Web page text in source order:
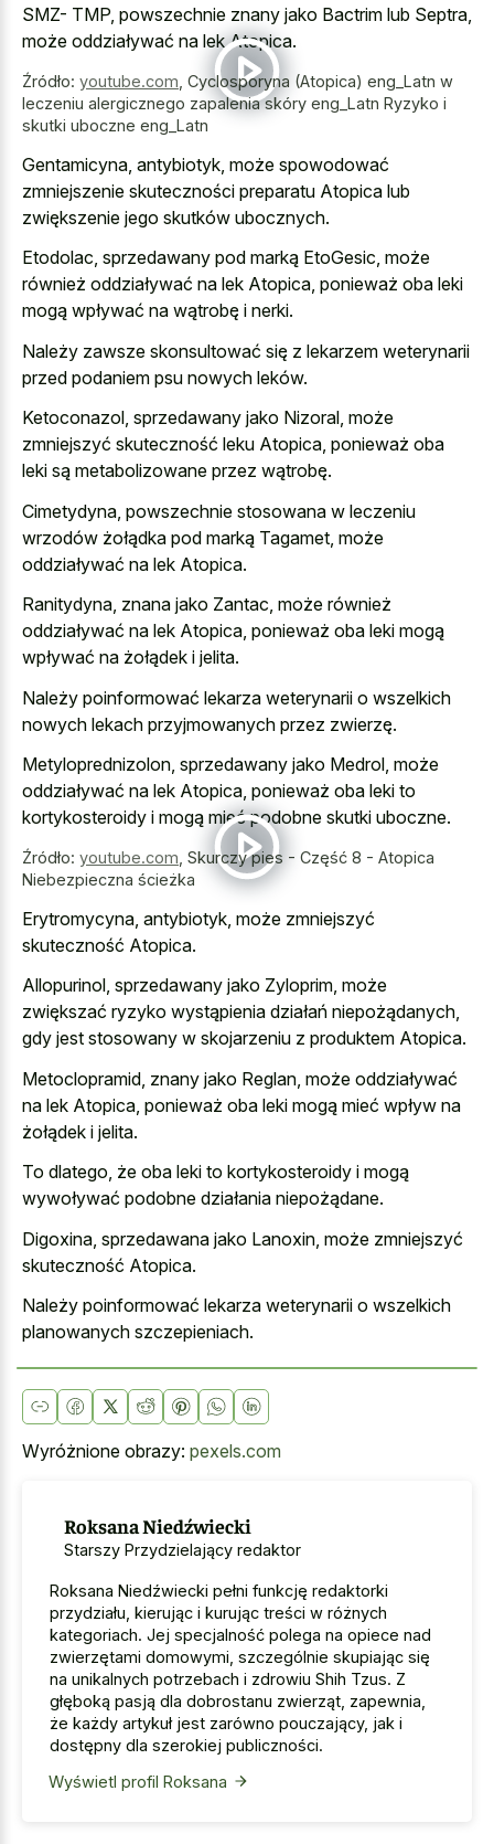
SMZ- TMP, powszechnie znany jako Bactrim lub Septra,
może oddziaływać na lek Atopica.
Źródło: youtube.com, Cyclosporyna (Atopica) eng_Latn w
leczeniu alergicznego zapalenia skóry eng_Latn Ryzyko i
skutki uboczne eng_Latn️
Gentamicyna, antybiotyk, może spowodować
zmniejszenie skuteczności preparatu Atopica lub
zwiększenie jego skutków ubocznych.
Etodolac, sprzedawany pod marką EtoGesic, może
również oddziaływać na lek Atopica, ponieważ oba leki
mogą wpływać na wątrobę i nerki.
Należy zawsze skonsultować się z lekarzem weterynarii
przed podaniem psu nowych leków.
Ketoconazol, sprzedawany jako Nizoral, może
zmniejszyć skuteczność leku Atopica, ponieważ oba
leki są metabolizowane przez wątrobę.
Cimetydyna, powszechnie stosowana w leczeniu
wrzodów żołądka pod marką Tagamet, może
oddziaływać na lek Atopica.
Ranitydyna, znana jako Zantac, może również
oddziaływać na lek Atopica, ponieważ oba leki mogą
wpływać na żołądek i jelita.
Należy poinformować lekarza weterynarii o wszelkich
nowych lekach przyjmowanych przez zwierzę.
Metyloprednizolon, sprzedawany jako Medrol, może
oddziaływać na lek Atopica, ponieważ oba leki to
kortykosteroidy i mogą mieć podobne skutki uboczne.
Źródło: youtube.com, Skurczy pies - Część 8 - Atopica
Niebezpieczna ścieżka
Erytromycyna, antybiotyk, może zmniejszyć
skuteczność Atopica.
Allopurinol, sprzedawany jako Zyloprim, może
zwiększać ryzyko wystąpienia działań niepożądanych,
gdy jest stosowany w skojarzeniu z produktem Atopica.
Metoclopramid, znany jako Reglan, może oddziaływać
na lek Atopica, ponieważ oba leki mogą mieć wpływ na
żołądek i jelita.
To dlatego, że oba leki to kortykosteroidy i mogą
wywoływać podobne działania niepożądane.
Digoxina, sprzedawana jako Lanoxin, może zmniejszyć
skuteczność Atopica.
Należy poinformować lekarza weterynarii o wszelkich
planowanych szczepieniach.
Wyróżnione obrazy: pexels.com
Roksana Niedźwiecki
Starszy Przydzielający redaktor
Roksana Niedźwiecki pełni funkcję redaktorki
przydziału, kierując i kurując treści w różnych
kategoriach. Jej specjalność polega na opiece nad
zwierzętami domowymi, szczególnie skupiając się
na unikalnych potrzebach i zdrowiu Shih Tzus. Z
głęboką pasją dla dobrostanu zwierząt, zapewnia,
że każdy artykuł jest zarówno pouczający, jak i
dostępny dla szerokiej publiczności.
Wyświetl profil Roksana